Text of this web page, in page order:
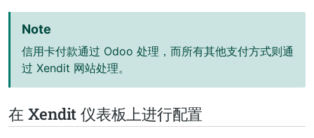
Note
信用卡付款通过 Odoo 处理，而所有其他支付方式则通
过 Xendit 网站处理。
在 Xendit 仪表板上进行配置